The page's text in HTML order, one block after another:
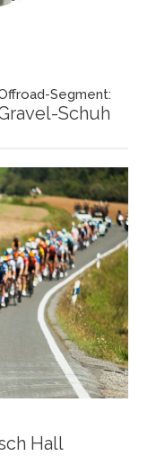
Segment:
Schuh
Hall